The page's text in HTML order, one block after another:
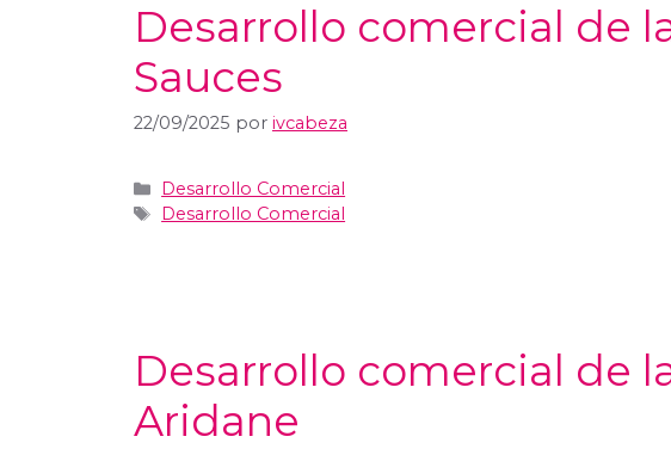
Desarrollo comercial de
Sauces
22/09/2025 por ivcabeza
Desarrollo Comercial
Desarrollo Comercial
Desarrollo comercial de
Aridane